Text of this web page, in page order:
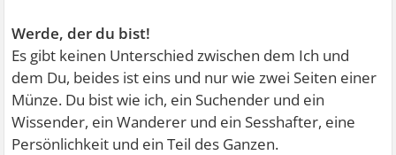
Werde, der du bist!
Es gibt keinen Unterschied zwischen dem Ich und
dem Du, beides ist eins und nur wie zwei Seiten einer
Münze. Du bist wie ich, ein Suchender und ein
Wissender, ein Wanderer und ein Sesshafter, eine
Persönlichkeit und ein Teil des Ganzen.